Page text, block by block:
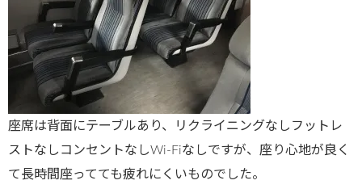
座席は背面にテーブルあり、リクライニングなしフットレ
ストなしコンセントなしWi-Fiなしですが、座り心地が良く
て長時間座ってても疲れにくいものでした。